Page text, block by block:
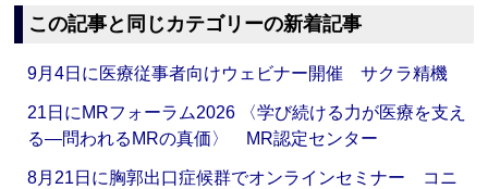
この記事と同じカテゴリーの新着記事
9月4日に医療従事者向けウェビナー開催 サクラ精機
21日にMRフォーラム2026 〈学び続ける力が医療を支え
る―問われるMRの真価〉 MR認定センター
8月21日に胸郭出口症候群でオンラインセミナー コニ